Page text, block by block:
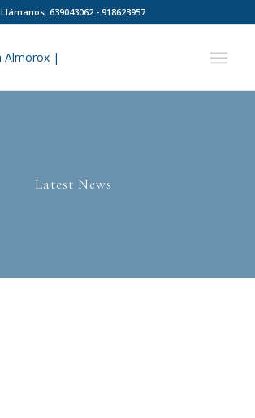
Llámanos: 639043062 - 918623957
Latest News